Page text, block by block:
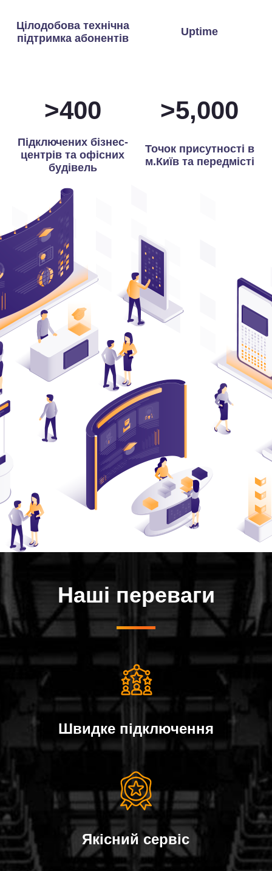
Цілодобова технічна
підтримка абонентів
Uptime
>400
Підключених бізнес-
центрів та офісних
будівель
>5,000
Точок присутності в
м.Київ та передмісті
Наші переваги
Швидке пiдключення
Якісний сервіс